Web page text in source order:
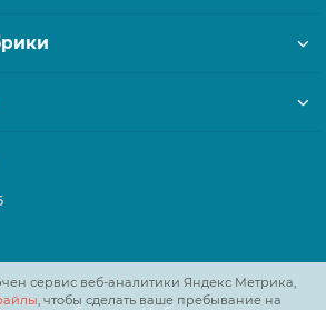
сервис веб-аналитики Яндекс Метрика,
, чтобы сделать ваше пребывание на